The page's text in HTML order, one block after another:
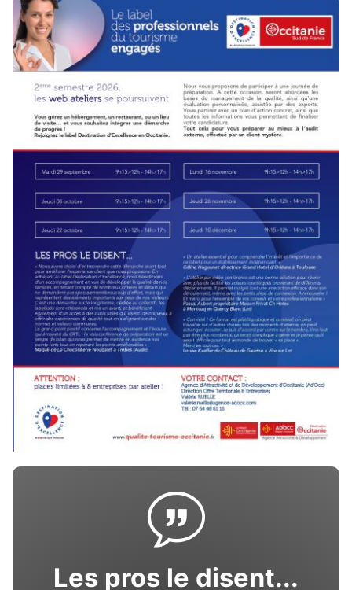
Les pros le disent...